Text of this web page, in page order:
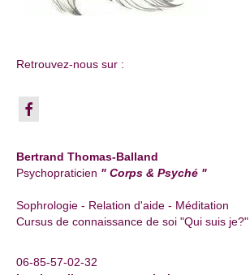
Retrouvez-nous sur :
Bertrand Thomas-Balland
Psychopraticien " Corps & Psyché "
Sophrologie - Relation d'aide - Méditation
Cursus de connaissance de soi "Qui suis je?"
06-85-57-02-32